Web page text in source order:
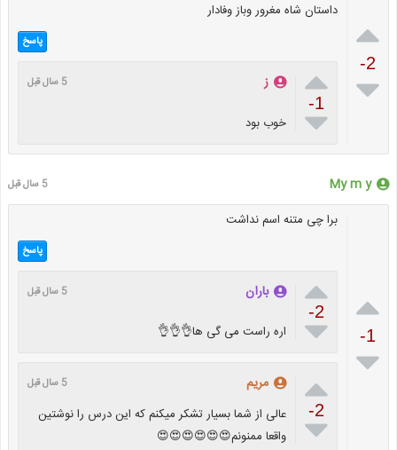

-2

داستان شاه مغرور وباز وفادار
پاسخ

-1

ز 5 سال قبل
خوب بود
My m y 5 سال قبل

-1

برا چی متنه اسم نداشت
پاسخ

-2

باران 5 سال قبل
اره راست می گی ها👌👌👌

-2

مریم 5 سال قبل
عالی از شما بسیار تشکر میکنم که این درس را نوشتین
واقعا ممنونم😍😍😍😍😍😍